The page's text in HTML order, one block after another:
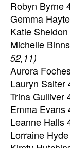
Robyn Byrne
Gemma
Katie
Michelle
52,11)
Aurora
Lauryn Salter
Trina Gulliver
Emma Evans
Leanne Halls
Lorraine